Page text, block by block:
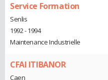
Service Formation
Senlis
1992 - 1994
Maintenance Industrielle
CFAI ITIBANOR
Caen